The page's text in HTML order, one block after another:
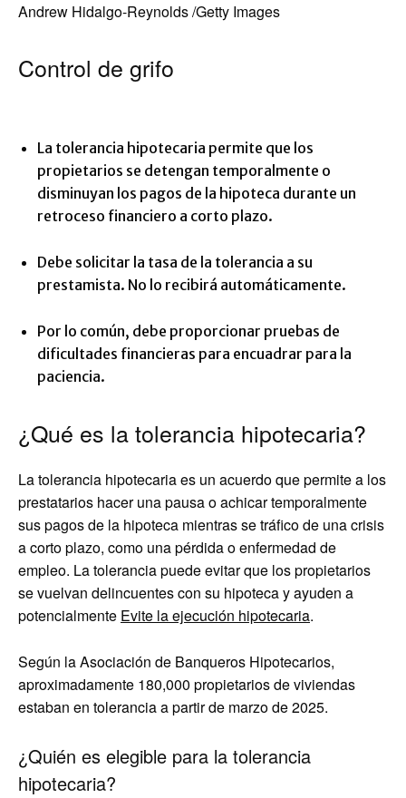
Andrew Hidalgo-Reynolds /Getty Images
Control de grifo
La tolerancia hipotecaria permite que los
propietarios se detengan temporalmente o
disminuyan los pagos de la hipoteca durante un
retroceso financiero a corto plazo.
Debe solicitar la tasa de la tolerancia a su
prestamista. No lo recibirá automáticamente.
Por lo común, debe proporcionar pruebas de
dificultades financieras para encuadrar para la
paciencia.
¿Qué es la tolerancia hipotecaria?
La tolerancia hipotecaria es un acuerdo que permite a los
prestatarios hacer una pausa o achicar temporalmente
sus pagos de la hipoteca mientras se tráfico de una crisis
a corto plazo, como una pérdida o enfermedad de
empleo. La tolerancia puede evitar que los propietarios
se vuelvan delincuentes con su hipoteca y ayuden a
potencialmente Evite la ejecución hipotecaria.
Según la Asociación de Banqueros Hipotecarios,
aproximadamente 180,000 propietarios de viviendas
estaban en tolerancia a partir de marzo de 2025.
¿Quién es elegible para la tolerancia
hipotecaria?